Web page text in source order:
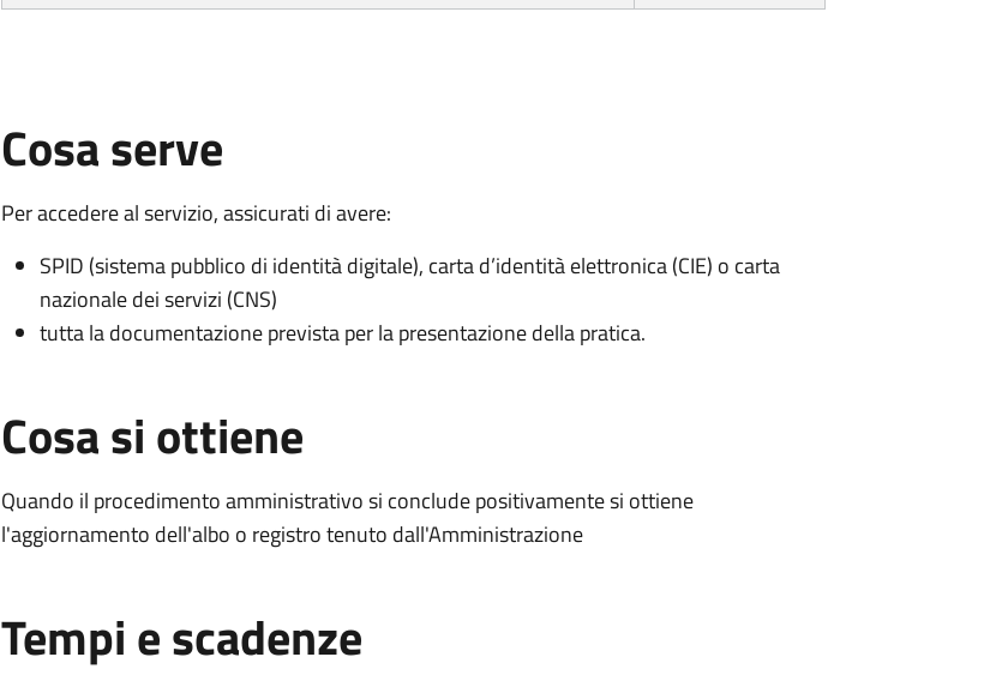
Cosa serve
Per accedere al servizio, assicurati di avere:
SPID (sistema pubblico di identità digitale), carta d’identità elettronica (CIE) o carta
nazionale dei servizi (CNS)
tutta la documentazione prevista per la presentazione della pratica.
Cosa si ottiene
Quando il procedimento amministrativo si conclude positivamente si ottiene
l'aggiornamento dell'albo o registro tenuto dall'Amministrazione
Tempi e scadenze